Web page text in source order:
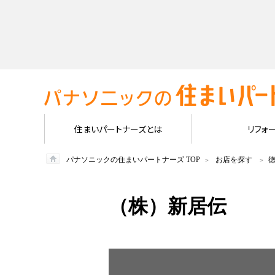
住まいパートナーズとは リフォ
パナソニックの住まいパートナーズ TOP お店を探す
（株）新居伝